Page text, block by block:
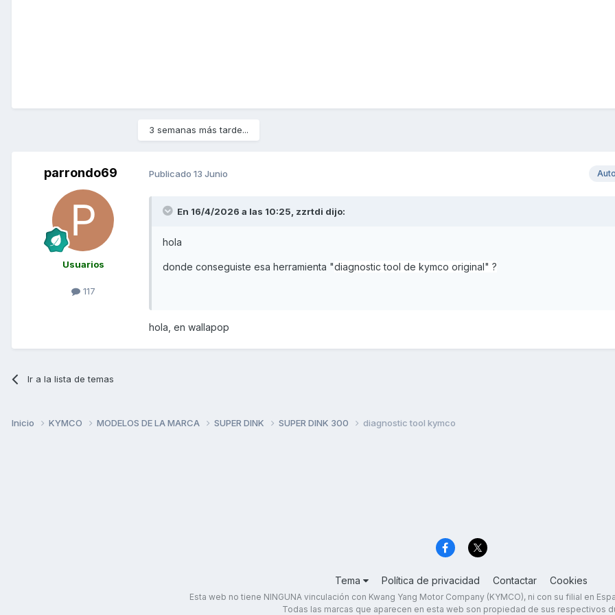
3 semanas más tarde...
parrondo69
Usuarios
117
Publicado 13 Junio
En 16/4/2026 a las 10:25, zzrtdi dijo:
hola
donde conseguiste esa herramienta "diagnostic tool de kymco original" ?
hola, en wallapop
Ir a la lista de temas
Inicio KYMCO MODELOS DE LA MARCA SUPER DINK SUPER DINK 300 diagnostic tool kymco
Tema Política de privacidad Contactar Cookies
Esta web no tiene NINGUNA vinculación con Kwang Yang Motor Company (KYMCO), ni con su filial en
Todas las marcas que aparecen en esta web son propiedad de sus respectivos